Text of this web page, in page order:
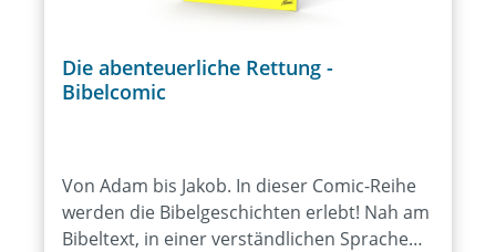
Die abenteuerliche Rettung -
Bibelcomic
Von Adam bis Jakob. In dieser Comic-Reihe
werden die Bibelgeschichten erlebt! Nah am
Bibeltext, in einer verständlichen Sprache